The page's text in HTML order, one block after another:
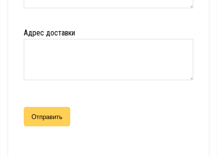
Адрес доставки